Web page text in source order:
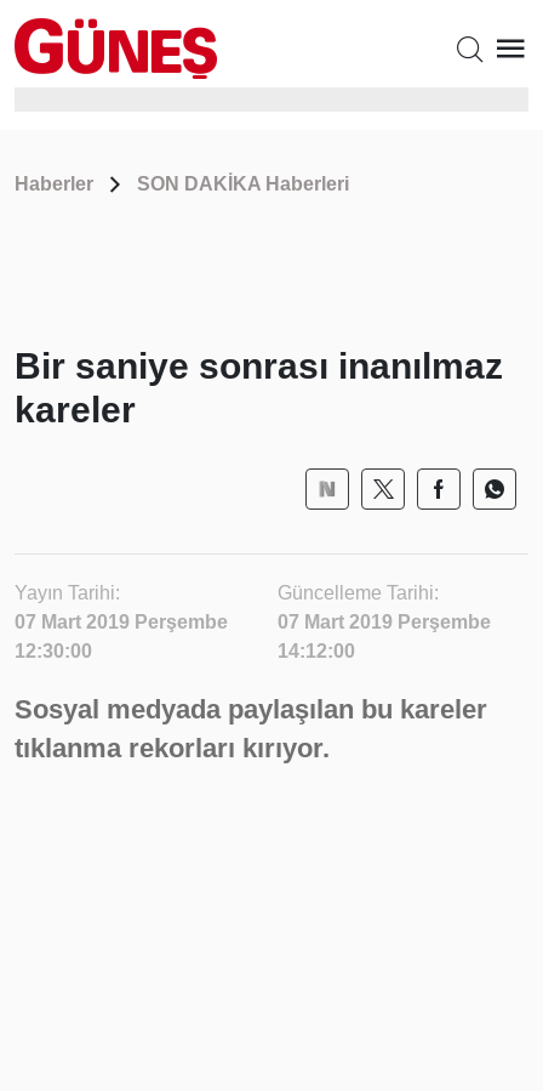
Haberler SON DAKİKA Haberleri
Bir saniye sonrası inanılmaz
kareler
Yayın Tarihi:
07 Mart 2019 Perşembe
12:30:00
Güncelleme Tarihi:
07 Mart 2019 Perşembe
14:12:00
Sosyal medyada paylaşılan bu kareler
tıklanma rekorları kırıyor.